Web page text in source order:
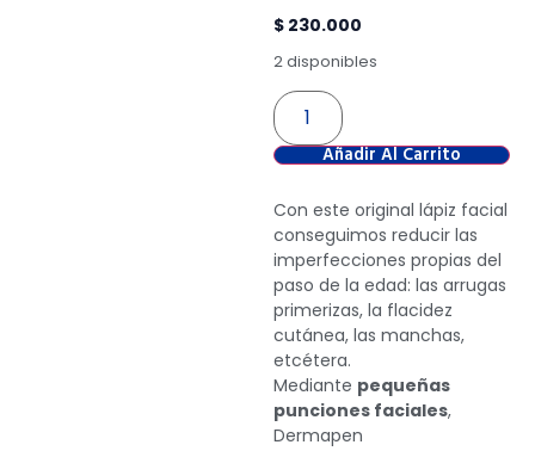
$230.000
2 disponibles
Añadir Al Carrito
Con este original lápiz facial
conseguimos reducir las
imperfecciones propias del
paso de la edad: las arrugas
primerizas, la flacidez
cutánea, las manchas,
etcétera.
Mediante pequeñas
punciones faciales,
Dermapen